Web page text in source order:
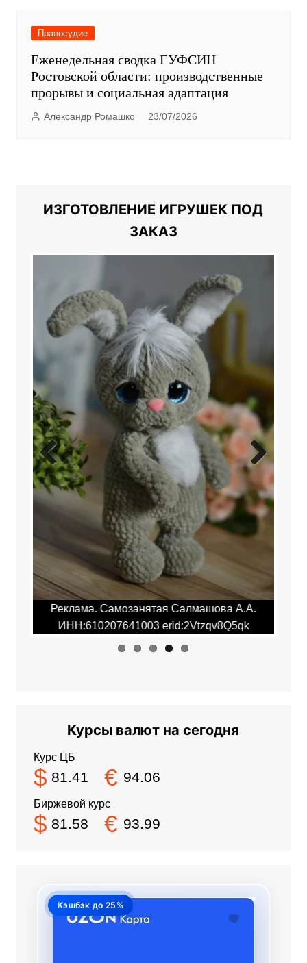
Правосудие
Еженедельная сводка ГУФСИН
Ростовской области: производственные
прорывы и социальная адаптация
Александр Ромашко 23/07/2026
ИЗГОТОВЛЕНИЕ ИГРУШЕК ПОД
ЗАКАЗ
Реклама. Самозанятая Салмашова А.А.
ИНН:610207641003 erid:2Vtzqv8Q5qk
Реклама.
Previ
ous
Next
Курсы валют на сегодня
Курс ЦБ
$ 81.41 € 94.06
Биржевой курс
$ 81.58 € 93.99
Кэшбэк до 25%